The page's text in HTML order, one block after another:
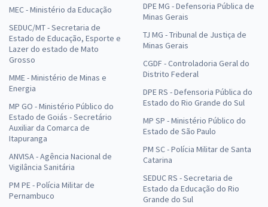
MEC - Ministério da Educação
SEDUC/MT - Secretaria de
Estado de Educação, Esporte e
Lazer do estado de Mato
Grosso
MME - Ministério de Minas e
Energia
MP GO - Ministério Público do
Estado de Goiás - Secretário
Auxiliar da Comarca de
Itapuranga
ANVISA - Agência Nacional de
Vigilância Sanitária
PM PE - Polícia Militar de
Pernambuco
DPE MG - Defensoria Pública de
Minas Gerais
TJ MG - Tribunal de Justiça de
Minas Gerais
CGDF - Controladoria Geral do
Distrito Federal
DPE RS - Defensoria Pública do
Estado do Rio Grande do Sul
MP SP - Ministério Público do
Estado de São Paulo
PM SC - Polícia Militar de Santa
Catarina
SEDUC RS - Secretaria de
Estado da Educação do Rio
Grande do Sul